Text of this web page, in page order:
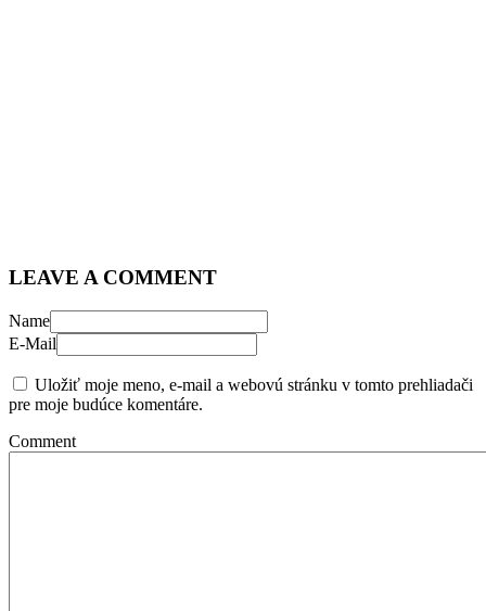
LEAVE A COMMENT
Name
E-Mail
Uložiť moje meno, e-mail a webovú stránku v tomto prehliadači
pre moje budúce komentáre.
Comment